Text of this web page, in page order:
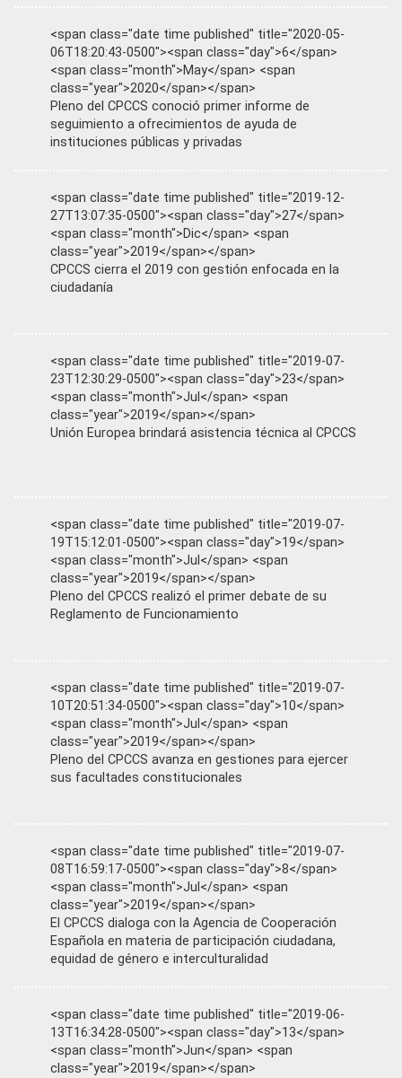
<span class="date time published" title="2020-05-
06T18:20:43-0500"><span class="day">6</span>
<span class="month">May</span> <span
class="year">2020</span></span>
Pleno del CPCCS conoció primer informe de
seguimiento a ofrecimientos de ayuda de
instituciones públicas y privadas
<span class="date time published" title="2019-12-
27T13:07:35-0500"><span class="day">27</span>
<span class="month">Dic</span> <span
class="year">2019</span></span>
CPCCS cierra el 2019 con gestión enfocada en la
ciudadanía
<span class="date time published" title="2019-07-
23T12:30:29-0500"><span class="day">23</span>
<span class="month">Jul</span> <span
class="year">2019</span></span>
Unión Europea brindará asistencia técnica al CPCCS
<span class="date time published" title="2019-07-
19T15:12:01-0500"><span class="day">19</span>
<span class="month">Jul</span> <span
class="year">2019</span></span>
Pleno del CPCCS realizó el primer debate de su
Reglamento de Funcionamiento
<span class="date time published" title="2019-07-
10T20:51:34-0500"><span class="day">10</span>
<span class="month">Jul</span> <span
class="year">2019</span></span>
Pleno del CPCCS avanza en gestiones para ejercer
sus facultades constitucionales
<span class="date time published" title="2019-07-
08T16:59:17-0500"><span class="day">8</span>
<span class="month">Jul</span> <span
class="year">2019</span></span>
El CPCCS dialoga con la Agencia de Cooperación
Española en materia de participación ciudadana,
equidad de género e interculturalidad
<span class="date time published" title="2019-06-
13T16:34:28-0500"><span class="day">13</span>
<span class="month">Jun</span> <span
class="year">2019</span></span>